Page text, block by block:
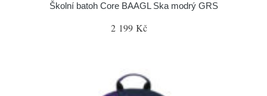
Školní batoh Core BAAGL Ska modrý GRS
2 199 Kč